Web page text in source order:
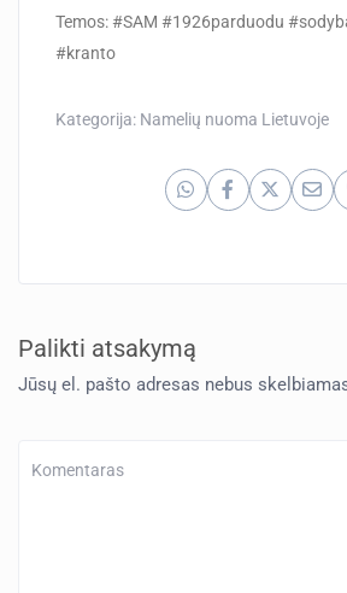
Temos: #SAM #1926parduodu
#kranto
Kategorija: Namelių nuoma Lietuvoje
Palikti atsakymą
Jūsų el. pašto adresas nebus